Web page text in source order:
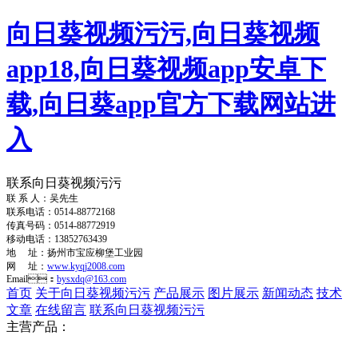
向日葵视频污污,向日葵视频
app18,向日葵视频app安卓下
载,向日葵app官方下载网站进
入
联系向日葵视频污污
联 系 人：吴先生
联系电话：0514-88772168
传真号码：0514-88772919
移动电话：13852763439
地 址：扬州市宝应柳堡工业园
网 址： www.kyqj2008.com
Email： bysxdq@163.com
首页 关于向日葵视频污污 产品展示 图片展示 新闻动态 技术
文章 在线留言 联系向日葵视频污污
主营产品：